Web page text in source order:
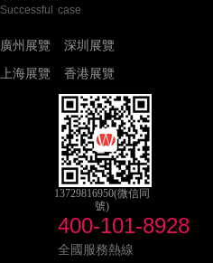
Successful case
廣州展覽 深圳展覽
上海展覽 香港展覽
13729816950(微信同
號)
400-101-8928
全國服務熱線